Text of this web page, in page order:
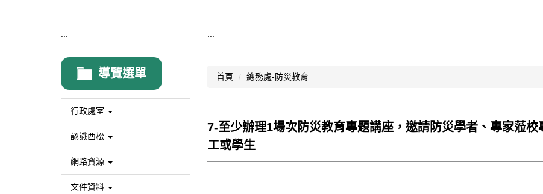
:::
導覽選單
行政處室
認識西松
網路資源
文件資料
:::
首頁 總務處-防災教育
7-至少辦理1場次防災教育專題講座，邀請防災學者、專家蒞
工或學生